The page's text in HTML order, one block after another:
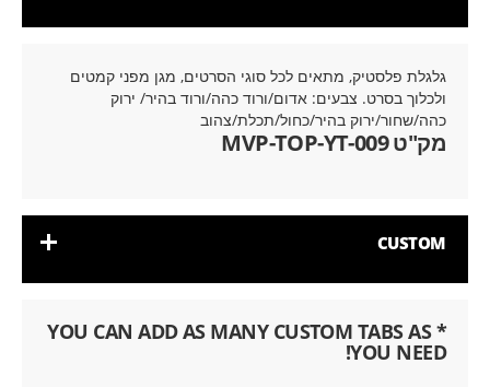
גלגלת פלסטיק, מתאים לכל סוגי הסרטים, מגן מפני קמטים
ולכלוך בסרט. צבעים: אדום/ורוד כהה/ורוד בהיר/ ירוק
כהה/שחור/ירוק בהיר/כחול/תכלת/צהוב
מק"ט MVP-TOP-YT-009
CUSTOM
* YOU CAN ADD AS MANY CUSTOM TABS AS
YOU NEED!